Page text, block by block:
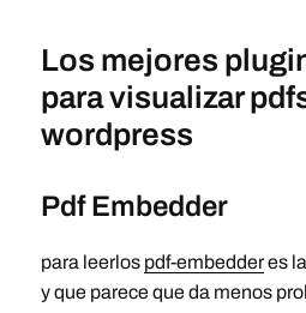
Los mejores
para visualizar
wordpress
Pdf Embedder
para leerlos pdf-embedderes
y que parece que da menos